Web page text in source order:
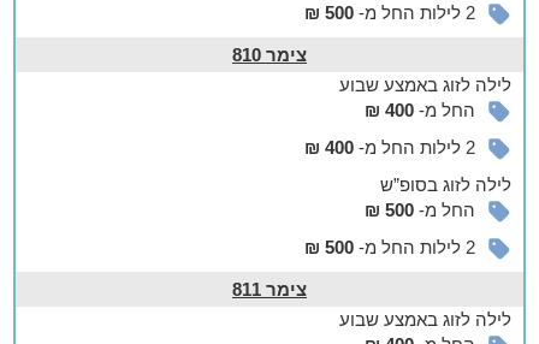
2 לילות החל מ-
500 ₪
צימר 810
לילהלזוג באמצע שבוע
החל מ-400 ₪
2 לילות החל מ-
400 ₪
לילהלזוג בסופ”ש
החל מ-500 ₪
2 לילות החל מ-
500 ₪
צימר 811
לילהלזוג באמצע שבוע